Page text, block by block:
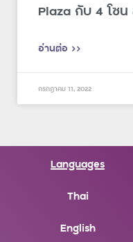
Plaza กับ 4 โซ
อ่านต่อ >>
กรกฎาคม 11, 2022
Languages
Thai
English